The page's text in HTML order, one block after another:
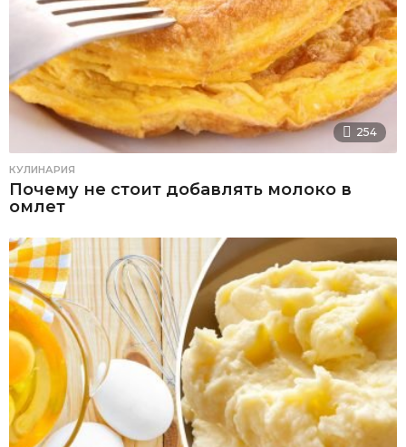
254
КУЛИНАРИЯ
Почему не стоит добавлять молоко в
омлет